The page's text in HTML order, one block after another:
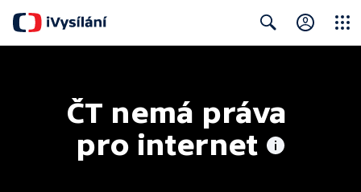
ČT nemá práva
pro internet